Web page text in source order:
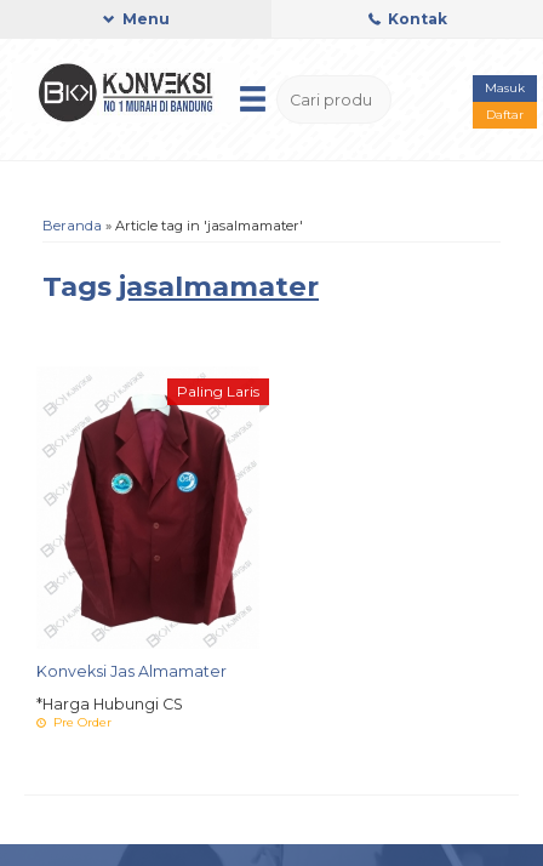
Menu Kontak
Masuk
Daftar
Beranda » Article tag in 'jasalmamater'
Tags jasalmamater
Paling Laris
Konveksi Jas Almamater
*Harga Hubungi CS
Pre Order